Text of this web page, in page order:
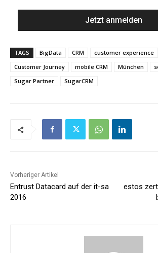
TAGS BigData CRM
customer experience
Customer Journey
mobile CRM München
Sugar Partner
SugarCRM
Vorheriger Artikel
Entrust Datacard auf der it-sa
2016
estos